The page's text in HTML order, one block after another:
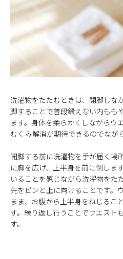
洗濯物をたたむときは、開脚しな
脚することで普段鍛えない内もも
ます。身体を柔らかくしながらウ
むくみ解消が期待できるのでなが
開脚する前に洗濯物を手が届く場
に脚を広げ、上半身を前に倒しま
いることを感じながら洗濯物をた
先をピンと上に向けることです。
まま、お腹から上半身をねじるこ
す。繰り返し行うことでウエスト
す。